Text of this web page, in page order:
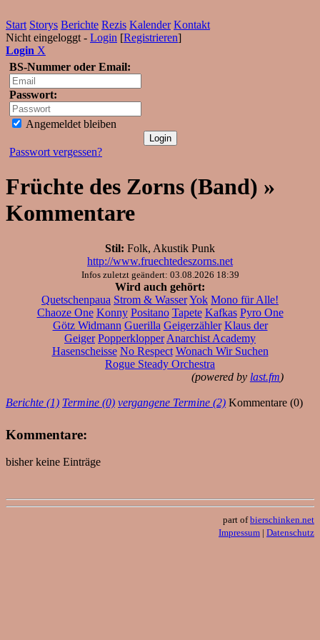
Start Storys Berichte Rezis Kalender Kontakt
Nicht eingeloggt - Login [Registrieren]
Login X
BS-Nummer oder Email:
Passwort:
Angemeldet bleiben
Passwort vergessen?
Früchte des Zorns (Band) »
Kommentare
Stil: Folk, Akustik Punk
http://www.fruechtedeszorns.net
Infos zuletzt geändert: 03.08.2026 18:39
Wird auch gehört:
Quetschenpaua Strom & WasserYok Mono für Alle!
Chaoze One Konny Positano Tapete Kafkas Pyro One
Götz Widmann Guerilla Geigerzähler Klaus der
Geiger Popperklopper Anarchist Academy
Hasenscheisse No Respect Wonach Wir Suchen
Rogue Steady Orchestra
(powered by last.fm)
Berichte (1) Termine (0) vergangene Termine (2) Kommentare (0)
Kommentare:
bisher keine Einträge
part ofbierschinken.net
Impressum | Datenschutz